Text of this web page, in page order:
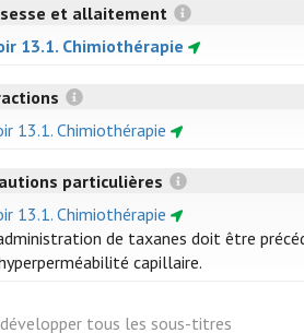
et allaitement
13.1. Chimiothérapie
13.1. Chimiothérapie
particulières
13.1. Chimiothérapie
de taxanes doit être
capillaire.
développer tous les sous-titres